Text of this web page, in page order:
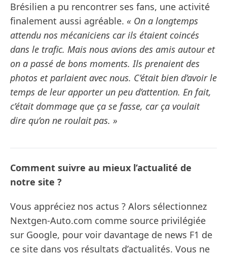
Brésilien a pu rencontrer ses fans, une activité
finalement aussi agréable. « On a longtemps
attendu nos mécaniciens car ils étaient coincés
dans le trafic. Mais nous avions des amis autour et
on a passé de bons moments. Ils prenaient des
photos et parlaient avec nous. C’était bien d’avoir le
temps de leur apporter un peu d’attention. En fait,
c’était dommage que ça se fasse, car ça voulait
dire qu’on ne roulait pas. »
Comment suivre au mieux l’actualité de
notre site ?
Vous appréciez nos actus ? Alors sélectionnez
Nextgen-Auto.com comme source privilégiée
sur Google, pour voir davantage de news F1 de
ce site dans vos résultats d’actualités. Vous ne